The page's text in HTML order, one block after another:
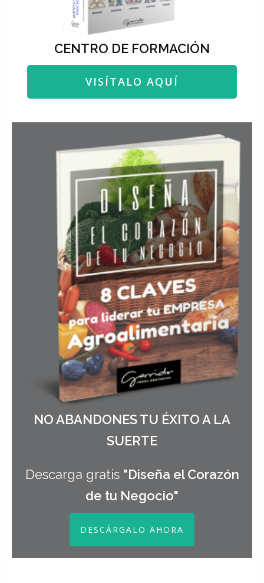
CENTRO DE FORMACIÓN
VISÍTALO AQUÍ
NO ABANDONES TU ÉXITO A LA
SUERTE
Descarga gratis "Diseña el Corazón
de tu Negocio"
DESCÁRGALO AHORA